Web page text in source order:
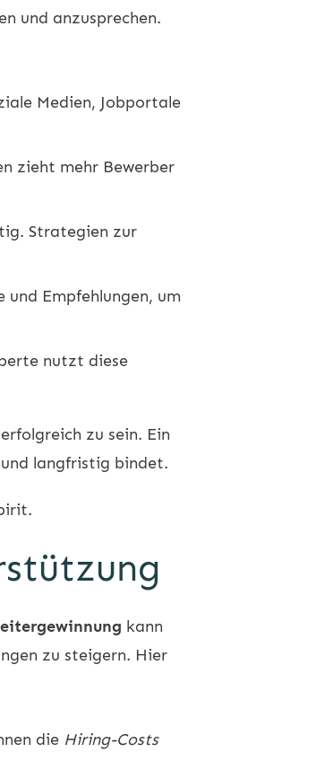
und anzusprechen.
Medien, Jobportale
zieht mehr Bewerber
Strategien zur
Empfehlungen, um
nutzt diese
zu sein. Ein
langfristig bindet.
.
kann
zu steigern. Hier
die Hiring-Costs